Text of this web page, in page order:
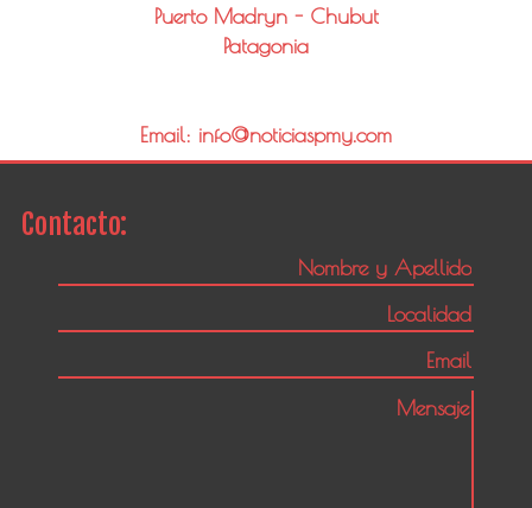
Puerto Madryn - Chubut
Patagonia
Email: info@noticiaspmy.com
Contacto: